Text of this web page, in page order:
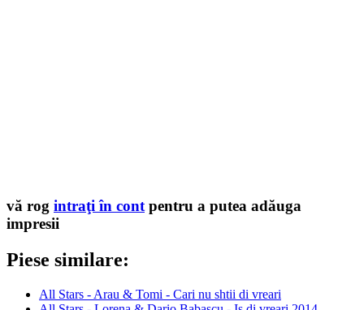
vă rog intraţi în cont pentru a putea adăuga
impresii
Piese similare:
All Stars - Arau & Tomi - Cari nu shtii di vreari